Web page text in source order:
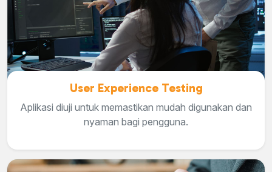
User Experience Testing
Aplikasi diuji untuk memastikan mudah digunakan dan
nyaman bagi pengguna.